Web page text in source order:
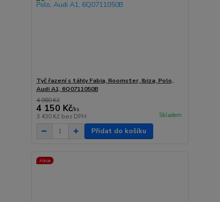
Tyč řazení s táhly Fabia, Roomster, Ibiza, Polo,
Audi A1, 6Q0711050B
4 980 Kč
4 150 Kč/ks
3 430 Kč bez DPH Skladem
Přidat do košíku
Akce